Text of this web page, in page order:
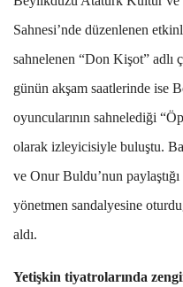
Sahnesi’nde düzenlenen
sahnelenen “Don Kişot” adlı
günün akşam saatlerinde ise
oyuncularının sahnelediği
olarak izleyicisiyle buluştu.
ve Onur Buldu’nun
yönetmen sandalyesine
aldı.
Yetişkin tiyatrolarında